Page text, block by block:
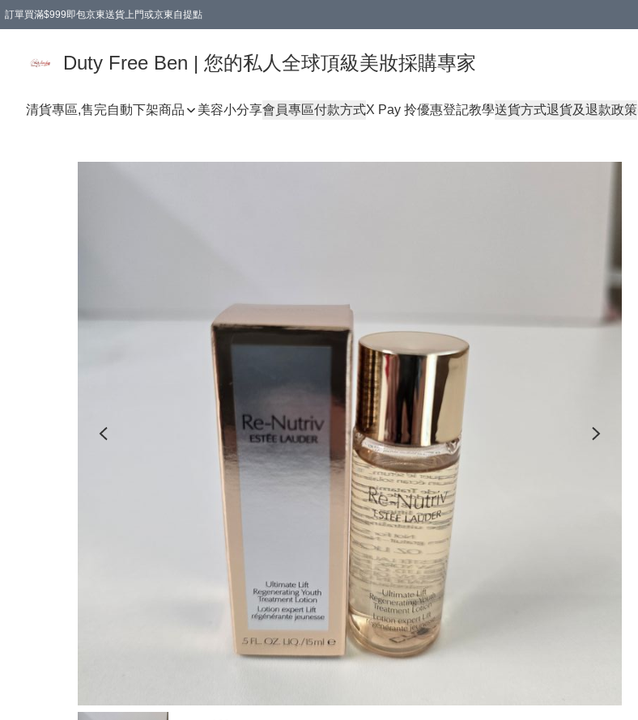
訂單買滿$999即包京東送貨上門或京東自提點
Duty Free Ben | 您的私人全球頂級美妝採購專家
清貨專區,售完自動下架商品 美容小分享會員專區付款方式X Pay 拎優惠登記教學送貨方式退貨及退款政策